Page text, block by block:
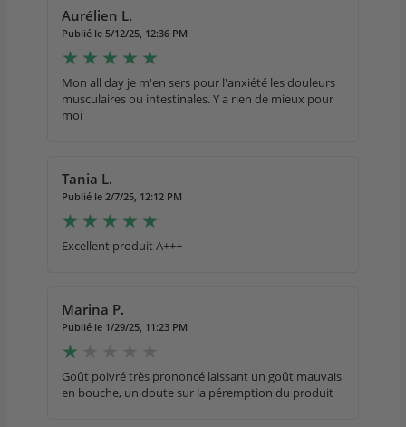
Aurélien L.
Publié le 5/12/25, 12:36 PM
Mon all day je m'en sers pour l'anxiété les douleurs
musculaires ou intestinales. Y a rien de mieux pour
moi
Tania L.
Publié le 2/7/25, 12:12 PM
Excellent produit A+++
Marina P.
Publié le 1/29/25, 11:23 PM
Goût poivré très prononcé laissant un goût mauvais
en bouche, un doute sur la péremption du produit